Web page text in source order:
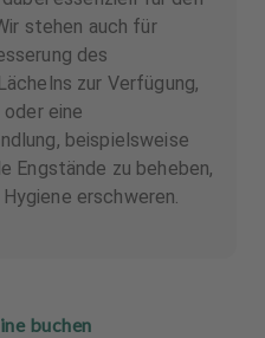
stehen auch für
des
zur Verfügung,
eine
beispielsweise
Engstände zu beheben,
erschweren.
buchen